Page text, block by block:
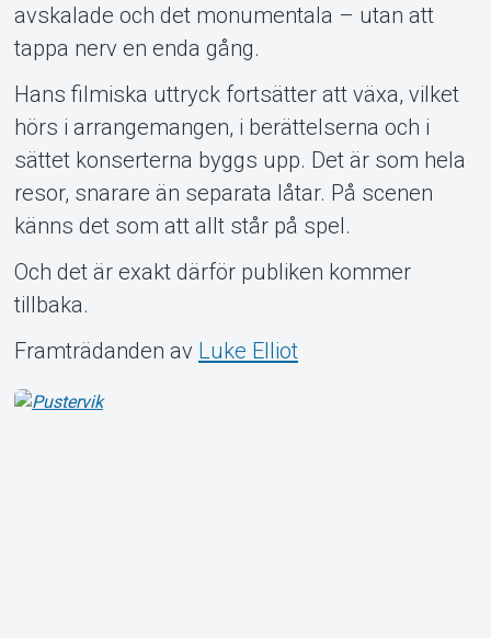
avskalade och det monumentala – utan att
tappa nerv en enda gång.
Hans filmiska uttryck fortsätter att växa, vilket
hörs i arrangemangen, i berättelserna och i
sättet konserterna byggs upp. Det är som hela
resor, snarare än separata låtar. På scenen
känns det som att allt står på spel.
Och det är exakt därför publiken kommer
tillbaka.
Framträdanden av Luke Elliot